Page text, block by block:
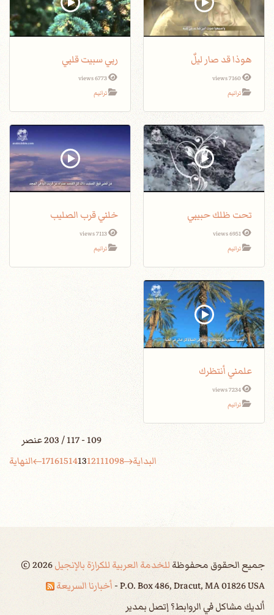
هوذا قد صار ليلٌ
7160 views
ترانيم
ربي سبيت قلبي
6773 views
ترانيم
تحت ظلك حبيبي
6951 views
ترانيم
خلني قرب الصليب
7113 views
ترانيم
علمني أنتظرك
7234 views
ترانيم
109 - 117 / 203 عنصر
البداية
8
9
10
11
12
13
14
15
16
17 النهاية
جميع الحقوق محفوظةللخدمة العربية للكرازة بالإنجيل ©2026
P.O. Box 486, Dracut, MA 01826 USA - أخبارنا السريعة
ألديك مشاكل في الروابط؟ إتصل بمدير